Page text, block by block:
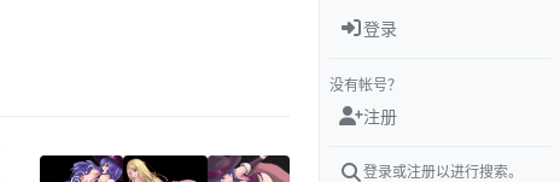
登录
没有帐号？
注册
登录或注册以进行搜索。